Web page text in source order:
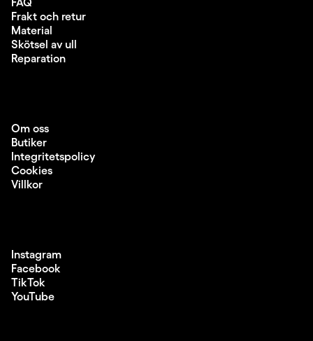
Frakt och retur
Material
Skötsel av ull
Reparation
Om oss
Butiker
Integritetspolicy
Cookies
Villkor
Instagram
Facebook
TikTok
YouTube